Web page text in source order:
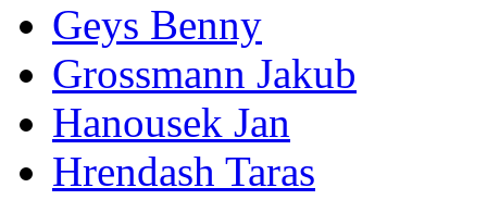
Geys Benny
Grossmann Jakub
Hanousek Jan
Hrendash Taras